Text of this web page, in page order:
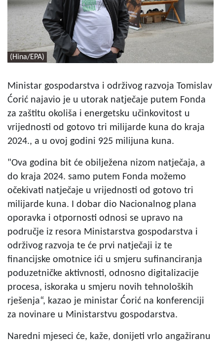
(Hina/EPA)
Ministar gospodarstva i održivog razvoja Tomislav
Ćorić najavio je u utorak natječaje putem Fonda
za zaštitu okoliša i energetsku učinkovitost u
vrijednosti od gotovo tri milijarde kuna do kraja
2024., a u ovoj godini 925 milijuna kuna.
"Ova godina bit će obilježena nizom natječaja, a
do kraja 2024. samo putem Fonda možemo
očekivati natječaje u vrijednosti od gotovo tri
milijarde kuna. I dobar dio Nacionalnog plana
oporavka i otpornosti odnosi se upravo na
područje iz resora Ministarstva gospodarstva i
održivog razvoja te će prvi natječaji iz te
financijske omotnice ići u smjeru sufinanciranja
poduzetničke aktivnosti, odnosno digitalizacije
procesa, iskoraka u smjeru novih tehnoloških
rješenja“, kazao je ministar Ćorić na konferenciji
za novinare u Ministarstvu gospodarstva.
Naredni mjeseci će, kaže, donijeti vrlo angažiranu